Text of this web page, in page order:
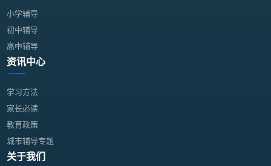
小学辅导
初中辅导
高中辅导
资讯中心
学习方法
家长必读
教育政策
城市辅导专题
关于我们